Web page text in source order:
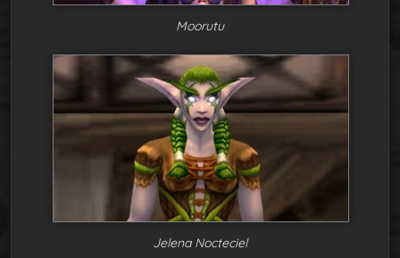
Moorutu
Jelena Nocteciel